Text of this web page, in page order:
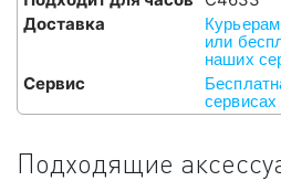
Доставка
или
наших
Сервис
Подходящие